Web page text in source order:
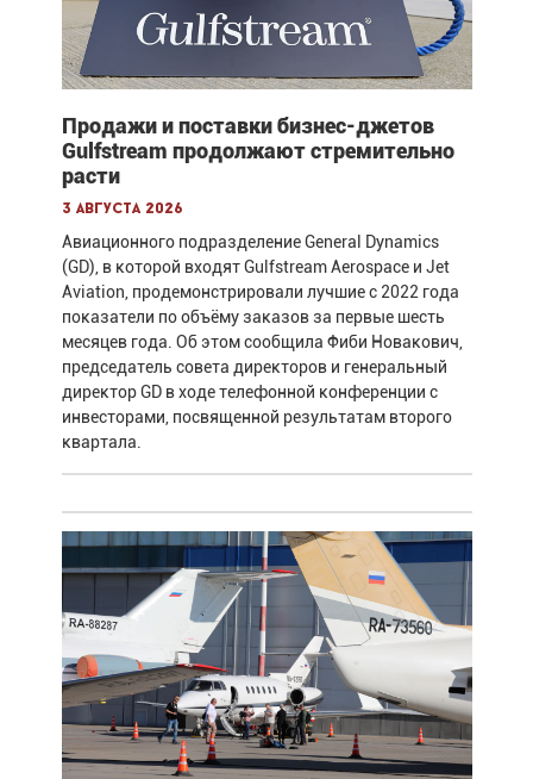
Продажи и поставки бизнес-джетов
Gulfstream продолжают стремительно
расти
3 августа 2026
Авиационного подразделение General Dynamics
(GD), в которой входят Gulfstream Aerospace и Jet
Aviation, продемонстрировали лучшие с 2022 года
показатели по объёму заказов за первые шесть
месяцев года. Об этом сообщила Фиби Новакович,
председатель совета директоров и генеральный
директор GD в ходе телефонной конференции с
инвесторами, посвященной результатам второго
квартала.